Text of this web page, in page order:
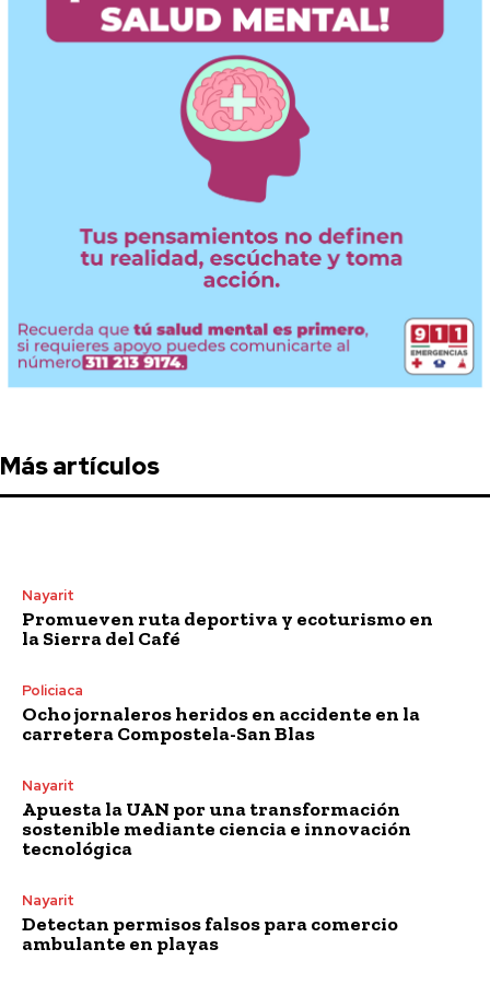
Más artículos
Nayarit
Promueven ruta deportiva y ecoturismo en
la Sierra del Café
Policiaca
Ocho jornaleros heridos en accidente en la
carretera Compostela-San Blas
Nayarit
Apuesta la UAN por una transformación
sostenible mediante ciencia e innovación
tecnológica
Nayarit
Detectan permisos falsos para comercio
ambulante en playas